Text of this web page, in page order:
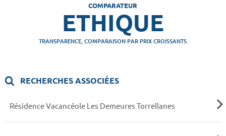
COMPARATEUR
ETHIQUE
TRANSPARENCE, COMPARAISON PAR PRIX CROISSANTS
RECHERCHES ASSOCIÉES
Résidence Vacancéole Les Demeures Torrellanes